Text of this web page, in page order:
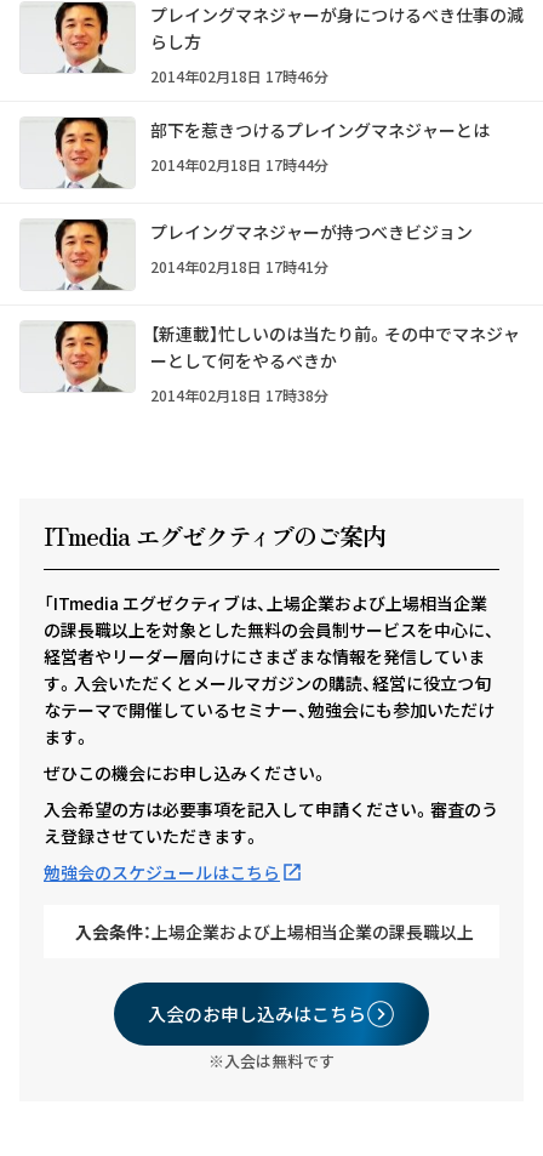
プレイングマネジャーが身につけるべき仕事の減
らし方
2014年02月18日 17時46分
部下を惹きつけるプレイングマネジャーとは
2014年02月18日 17時44分
プレイングマネジャーが持つべきビジョン
2014年02月18日 17時41分
【新連載】忙しいのは当たり前。その中でマネジャ
ーとして何をやるべきか
2014年02月18日 17時38分
ITmedia エグゼクティ ブのご案内
「ITmedia エグゼクティブは、上場企業および上場相当企業
の課長職以上を対象とした無料の会員制サービスを中心に、
経営者やリーダー層向けにさまざまな情報を発信していま
す。入会いただくとメールマガジンの購読、経営に役立つ旬
なテーマで開催しているセミナー、勉強会にも参加いただけ
ます。
ぜひこの機会にお申し込みください。
入会希望の方は必要事項を記入して申請ください。審査のう
え登録させていただきます。
勉強会のスケジュールはこちら
入会条件： 上場企業および上場相当企業の課長職以上
入会のお申し込みはこちら
※入会は無料です